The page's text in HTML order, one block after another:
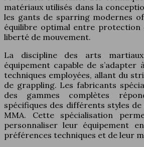
matériaux utilisés dans la
les gants de sparring modernes
équilibre optimal entre protection
liberté de mouvement.
La discipline des arts
équipement capable de s’adapter
techniques employées, allant du
de grappling. Les fabricants
des gammes complètes
spécifiques des différents styles
MMA. Cette spécialisation
personnaliser leur équipement
préférences techniques et de leur